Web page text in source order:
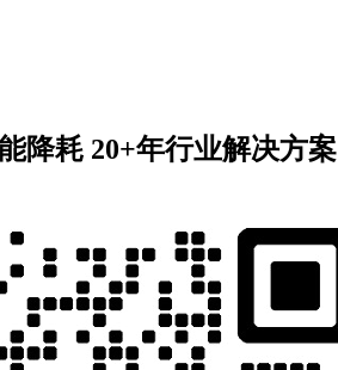
降耗 20+年行业解决方案